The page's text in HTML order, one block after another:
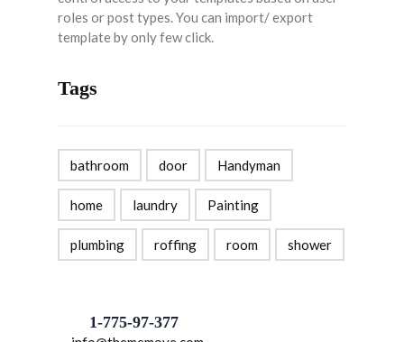
roles or post types. You can import/ export
template by only few click.
Tags
bathroom door Handyman
home laundry Painting
plumbing roffing room shower
1-775-97-377